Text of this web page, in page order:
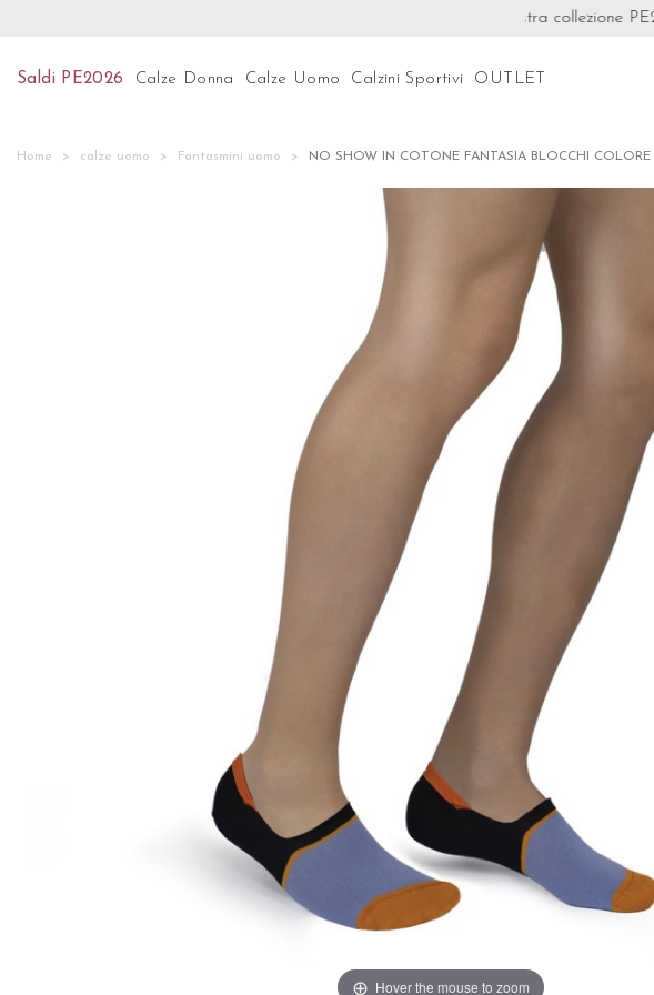
Preparati per le ultime tendenze! Scopri subito la nostra collezione PE2026
Saldi PE2026 Calze Donna Calze Uomo Calzini Sportivi OUTLET
Home calze uomo Fantasmini uomo NO SHOW IN COTONE FANTASIA BLOCCHI COLORE
Hover the mouse to zoom